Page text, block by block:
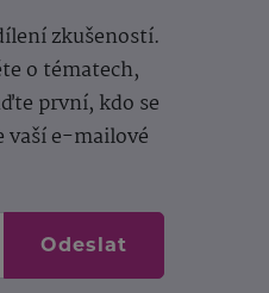
zkušeností.
o tématech,
první, kdo se
vaší e-mailové
Odeslat